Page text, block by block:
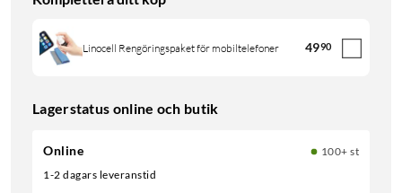
Linocell Rengöringspaket för mobiltelefoner 4990
Lagerstatus online och butik
Online
100+ st
1-2 dagars leveranstid